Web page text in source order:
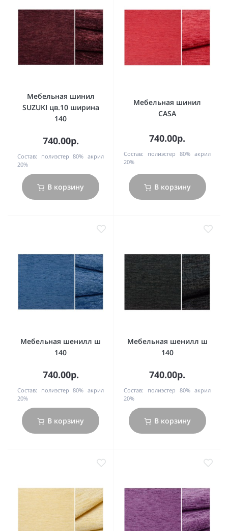
Мебельная шинил
SUZUKI цв.10 ширина
140
740.00р.
Состав:
полиэстер 80% акрил
20%
В корзину
Мебельная шинил
CASA
740.00р.
Состав:
полиэстер 80% акрил
20%
В корзину
Мебельная шенилл ш
140
740.00р.
Состав:
полиэстер 80% акрил
20%
В корзину
Мебельная шенилл ш
140
740.00р.
Состав:
полиэстер 80% акрил
20%
В корзину